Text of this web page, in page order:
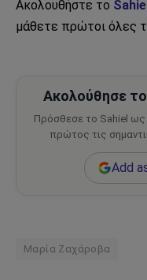
Ακολουθήστε το
μάθετε πρώτοι όλες
Ακολούθησε
Πρόσθεσε το Sahiel ως
πρώτος τις
Add
Μαρία Ζαχάροβα